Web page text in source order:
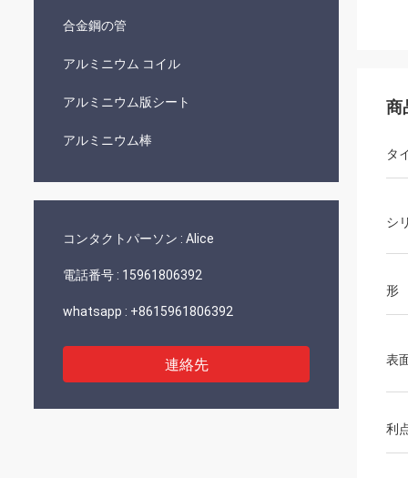
合金鋼の管
アルミニウム コイル
アルミニウム版シート
アルミニウム棒
コンタクトパーソン : Alice
電話番号 : 15961806392
whatsapp : +8615961806392
連絡先
商
タ
シ
形
表
利